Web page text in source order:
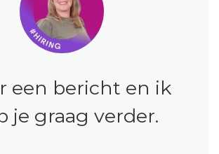
een bericht en ik
je graag verder.